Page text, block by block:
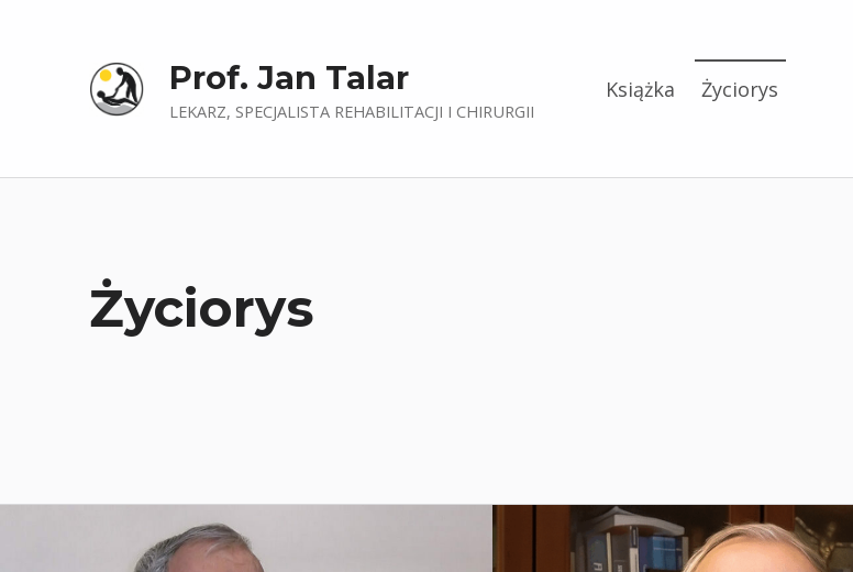
Prof. Jan Talar
LEKARZ, SPECJALISTA REHABILITACJI I CHIRURGII
Książka Życiorys
Życiorys